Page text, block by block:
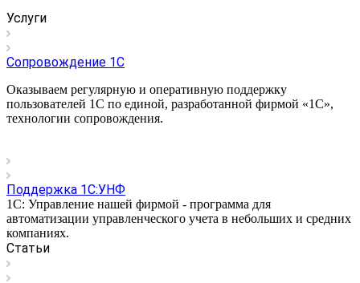
Услуги
Сопровождение 1С
Оказываем регулярную и оперативную поддержку
пользователей 1С по единой, разработанной фирмой «1С»,
технологии сопровождения.
Поддержка 1С:УНФ
1С: Управление нашей фирмой - программа для
автоматизации управленческого учета в небольших и средних
компаниях.
Статьи